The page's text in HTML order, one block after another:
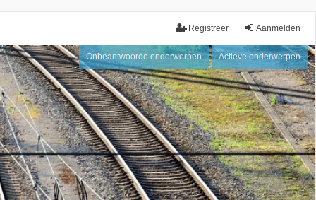
Aanmelden
Registreer
Onbeantwoorde onderwerpen Actieve onderwerpen